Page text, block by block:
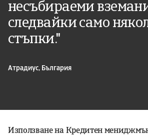
несъбираеми
следвайки само
стъпки."
Атрадиус, България
Използване на Кредитен